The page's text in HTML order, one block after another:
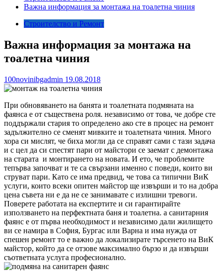
Важна информация за монтажа на тоалетна чиния
Строителство и Ремонт
Важна информация за монтажа на
тоалетна чиния
100novinibgadmin 19.08.2018
При обновяването на банята и тоалетната подмяната на
фаянса е от съществена роля. независимо от това, че добре сте
поддържали стария то определено ако сте в процес на ремонт
задължително се сменят мивките и тоалетната чиния. Много
хора си мислят, че биха могли да се справят сами с тази задача
и с цел да си спестят пари от майстори се заемат с демонтажа
на старата и монтирането на новата. И ето, че проблемите
тепърва започват и те са свързани именно с поведи, които ви
струват пари. Като се има предвид, че това са типични ВиК
услуги, които всеки опитен майстор ще извърши и то на добра
цена съвета ни е да не се занимавате с излишни тревоги.
Поверете работата на експертите и си гарантирайте
използването на перфектната баня и тоалетна. а санитарния
фаянс е от първа необходимост и независимо дали жилището
ви се намира в София, Бургас или Варна и има нужда от
спешен ремонт то е важно да локализирате търсенето на ВиК
майстор, който да се отзове максимално бързо и да извърши
съответната услуга професионално.